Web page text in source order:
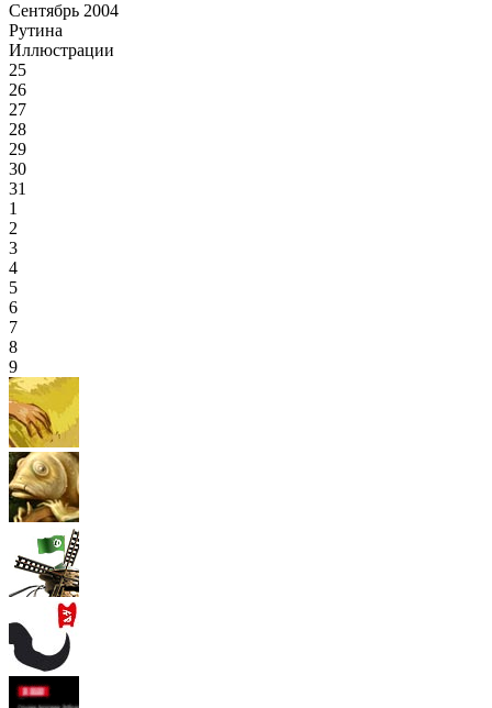
Сентябрь 2004
Рутина
Иллюстрации
25
26
27
28
29
30
31
1
2
3
4
5
6
7
8
9